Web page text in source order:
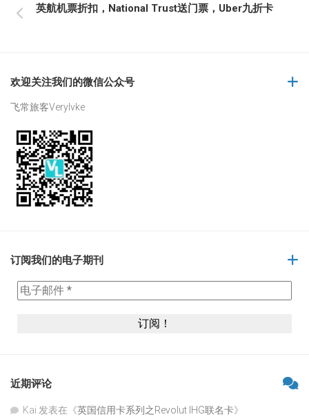
英航机票折扣，National Trust送门票，Uber九折卡
欢迎关注我们的微信公众号
飞常旅客Verylvke
订阅我们的电子期刊
近期评论
Kai 发表在《英国信用卡系列之Revolut IHG联名卡》